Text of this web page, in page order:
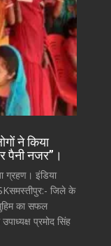
ने किया
पैनी नजर”।
ग्रहण। इंडिया
जिले के
का सफल
प्रमोद सिंह